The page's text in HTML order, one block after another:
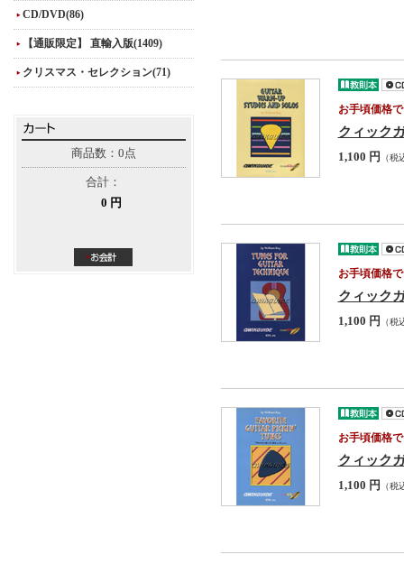
CD/DVD(86)
【通販限定】 直輸入版(1409)
クリスマス・セレクション(71)
商品数：0点
合計：
0 円
お手頃価格
クィック
1,100 円 （税
お手頃価格
クィック
1,100 円 （税
お手頃価格
クィック
1,100 円 （税